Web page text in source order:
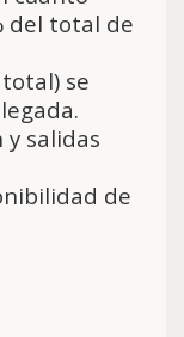
del total de
se
salidas
de